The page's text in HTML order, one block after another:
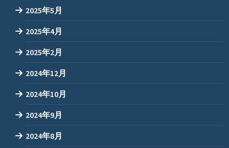
2025年5月
2025年4月
2025年2月
2024年12月
2024年10月
2024年9月
2024年8月